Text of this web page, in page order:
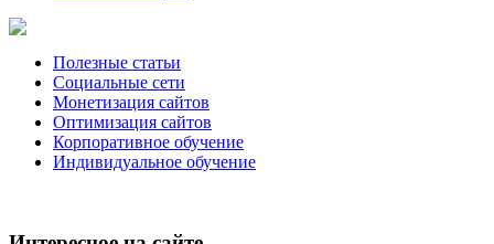
Полезные статьи
Социальные сети
Монетизация сайтов
Оптимизация сайтов
Корпоративное обучение
Индивидуальное обучение